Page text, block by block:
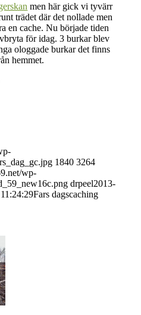
men här gick vi tyvärr
trädet där det nollade men
en cache. Nu började tiden
för idag. 3 burkar blev
ologgade burkar det finns
hemmet.
1840 3264
wp-
drpeel2013-
Fars dagscaching